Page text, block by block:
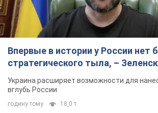
Впервые в истории у России нет
стратегического тыла, –
Украина расширяет возможности для
вглубь России
годину тому 18,0 т.